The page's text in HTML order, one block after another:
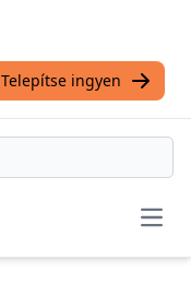
Telepítse ingyen